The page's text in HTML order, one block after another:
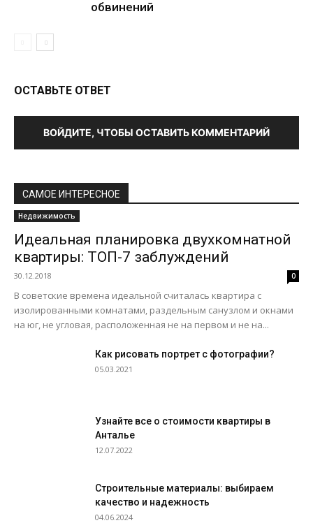
обвинений
ОСТАВЬТЕ ОТВЕТ
ВОЙДИТЕ, ЧТОБЫ ОСТАВИТЬ КОММЕНТАРИЙ
САМОЕ ИНТЕРЕСНОЕ
Недвижимость
Идеальная планировка двухкомнатной
квартиры: ТОП-7 заблуждений
30.12.2018 0
В советские времена идеальной считалась квартира с
изолированными комнатами, раздельным санузлом и окнами
на юг, не угловая, расположенная не на первом и не на...
Как рисовать портрет с фотографии?
05.03.2021
Узнайте все о стоимости квартиры в
Анталье
12.07.2022
Строительные материалы: выбираем
качество и надежность
04.06.2024